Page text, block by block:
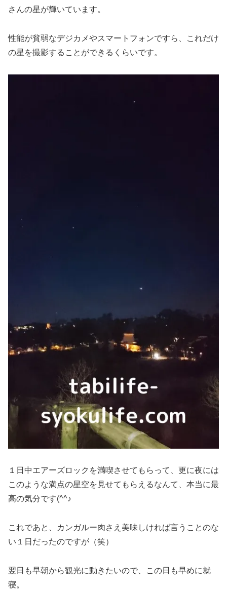
さんの星が輝いています。
性能が貧弱なデジカメやスマートフォンですら、これだけ
の星を撮影することができるくらいです。
１日中エアーズロックを満喫させてもらって、更に夜には
このような満点の星空を見せてもらえるなんて、本当に最
高の気分です(^^♪
これであと、カンガルー肉さえ美味しければ言うことのな
い１日だったのですが（笑）
翌日も早朝から観光に動きたいので、この日も早めに就
寝。